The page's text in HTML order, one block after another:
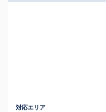
対応エリア